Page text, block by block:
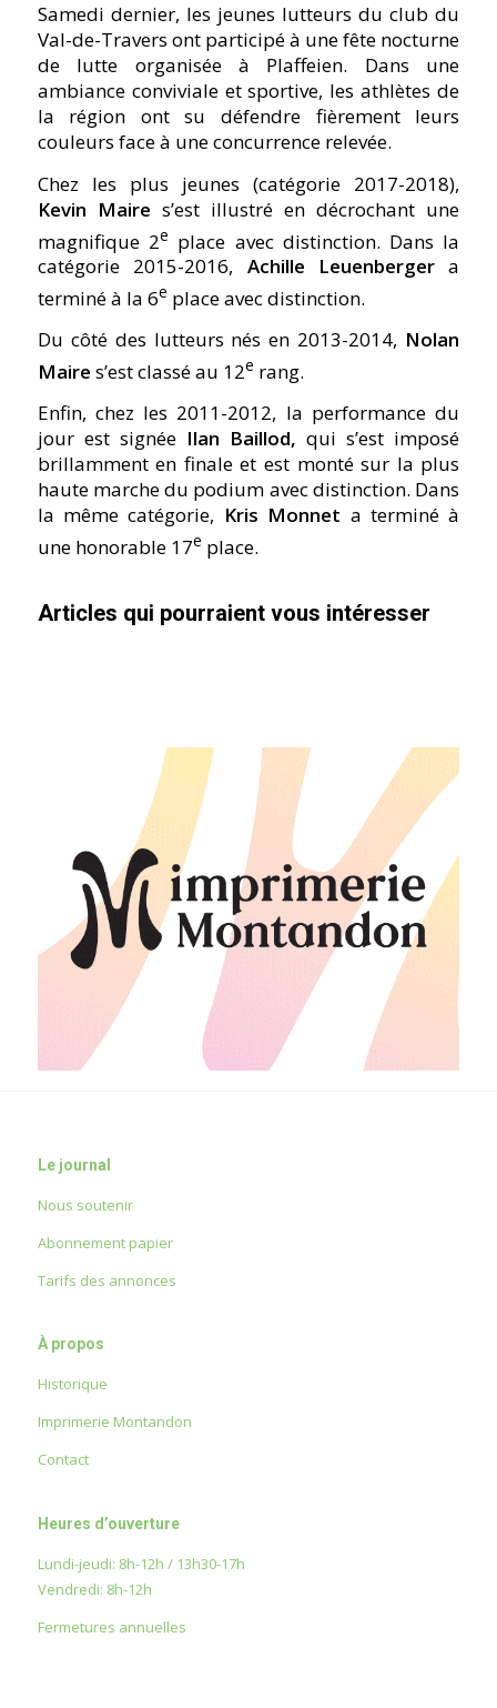
Samedi dernier, les jeunes lutteurs du club du
Val-de-Travers ont participé à une fête nocturne
de lutte organisée à Plaffeien. Dans une
ambiance conviviale et sportive, les athlètes de
la région ont su défendre fièrement leurs
couleurs face à une concurrence relevée.
Chez les plus jeunes (catégorie 2017-2018),
Kevin Maire s’est illustré en décrochant une
magnifique 2e place avec distinction. Dans la
catégorie 2015-2016, Achille Leuenbergera
terminé à la 6e place avec distinction.
Du côté des lutteurs nés en 2013-2014, Nolan
Maire s’est classé au 12e rang.
Enfin, chez les 2011-2012, la performance du
jour est signée Ilan Baillod,qui s’est imposé
brillamment en finale et est monté sur la plus
haute marche du podium avec distinction. Dans
la même catégorie, Kris Monnet a terminé à
une honorable 17e place.
Articles qui pourraient vous intéresser
Le journal
Nous soutenir
Abonnement papier
Tarifs des annonces
À propos
Historique
Imprimerie Montandon
Contact
Heures d’ouverture
Lundi-jeudi: 8h-12h / 13h30-17h
Vendredi: 8h-12h
Fermetures annuelles